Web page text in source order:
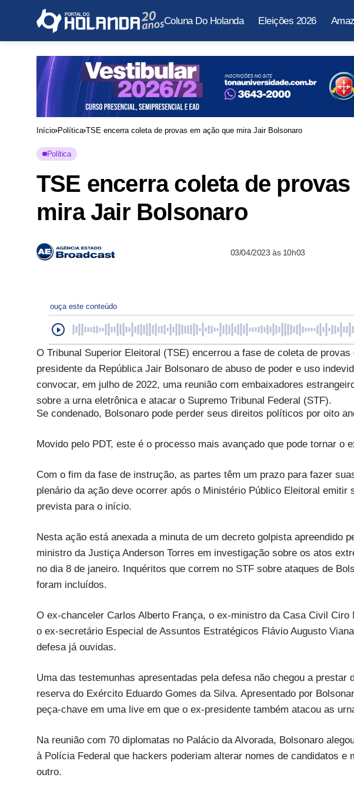
Coluna Do Holanda Eleições 2026
Início Política TSE encerra coleta de provas em ação que mira Jair Bolsonaro
Política
TSE encerra coleta de
mira Jair Bolsonaro
03/04/2023 às 10h03
ouça este conteúdo
O Tribunal Superior Eleitoral (TSE) encerrou a fase de coleta de
presidente da República Jair Bolsonaro de abuso de poder e uso
convocar, em julho de 2022, uma reunião com embaixadores
sobre a urna eletrônica e atacar o Supremo Tribunal Federal (STF).
Se condenado, Bolsonaro pode perder seus direitos políticos por oito
Movido pelo PDT, este é o processo mais avançado que pode tornar o
Com o fim da fase de instrução, as partes têm um prazo para fazer
plenário da ação deve ocorrer após o Ministério Público Eleitoral emitir
prevista para o início.
Nesta ação está anexada a minuta de um decreto golpista apreendido
ministro da Justiça Anderson Torres em investigação sobre os atos
no dia 8 de janeiro. Inquéritos que correm no STF sobre ataques de
foram incluídos.
O ex-chanceler Carlos Alberto França, o ex-ministro da Casa Civil Ciro
o ex-secretário Especial de Assuntos Estratégicos Flávio Augusto
defesa já ouvidas.
Uma das testemunhas apresentadas pela defesa não chegou a prestar
reserva do Exército Eduardo Gomes da Silva. Apresentado por
peça-chave em uma live em que o ex-presidente também atacou as
Na reunião com 70 diplomatas no Palácio da Alvorada, Bolsonaro
à Polícia Federal que hackers poderiam alterar nomes de candidatos e
outro.